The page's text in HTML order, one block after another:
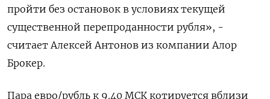
пройти без остановок в условиях текущей
существенной перепроданности рубля», -
считает Алексей Антонов из компании Алор
Брокер.
Пара евро/рубль к 9.40 МСК котируется вблизи